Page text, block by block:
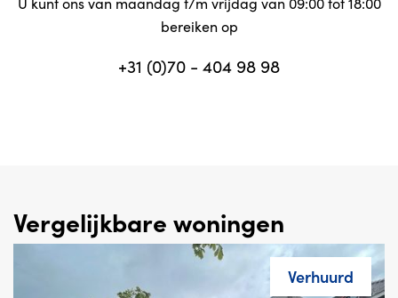
bereiken op
+31 (0)70 - 404 98 98
Vergelijkbare woningen
Verhuurd